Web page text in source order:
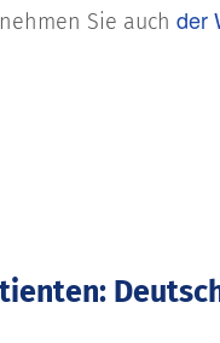
Sie auch der